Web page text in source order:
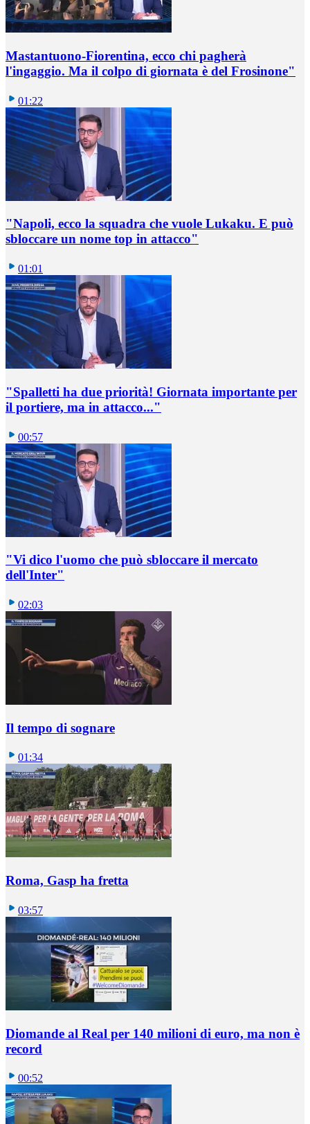
Mastantuono-Fiorentina, ecco chi pagherà
l'ingaggio. Ma il colpo di giornata è del Frosinone"
01:22
"Napoli, ecco la squadra che vuole Lukaku. E può
sbloccare un nome top in attacco"
01:01
"Spalletti ha due priorità! Giornata importante per
il portiere, ma in attacco..."
00:57
"Vi dico l'uomo che può sbloccare il mercato
dell'Inter"
02:03
Il tempo di sognare
01:34
Roma, Gasp ha fretta
03:57
Diomande al Real per 140 milioni di euro, ma non è
record
00:52